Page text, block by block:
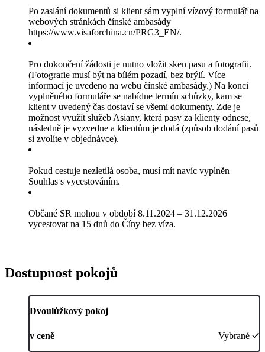
Po zaslání dokumentů si klient sám vyplní vízový formulář na
webových stránkách čínské ambasády
https://www.visaforchina.cn/PRG3_EN/.
Pro dokončení žádosti je nutno vložit sken pasu a fotografii.
(Fotografie musí být na bílém pozadí, bez brýlí. Více
informací je uvedeno na webu čínské ambasády.) Na konci
vyplněného formuláře se nabídne termín schůzky, kam se
klient v uvedený čas dostaví se všemi dokumenty. Zde je
možnost využít služeb Asiany, která pasy za klienty odnese,
následně je vyzvedne a klientům je dodá (způsob dodání pasů
si zvolíte v objednávce).
Pokud cestuje nezletilá osoba, musí mít navíc vyplněn
Souhlas s vycestováním.
Občané SR mohou v období 8.11.2024 – 31.12.2026
vycestovat na 15 dnů do Číny bez víza.
Dostupnost pokojů
Dvoulůžkový pokoj
v ceně Vybrané